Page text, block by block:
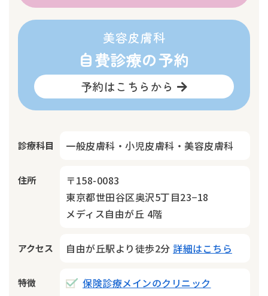
美容皮膚科
自費診療の予約
予約はこちらから
診療科目 一般皮膚科・小児皮膚科・美容皮膚科
住所
〒158-0083
東京都世田谷区奥沢5丁目23−18
メディス自由が丘 4階
アクセス 自由が丘駅より徒歩2分 詳細はこちら
特徴
保険診療メインのクリニック